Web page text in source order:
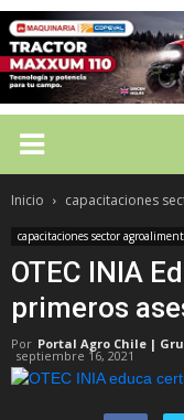
Inicio capacitaciones
capacitaciones sector
OTEC INIA
primeros
Por Portal Agro Chile |
septiembre 16, 2021